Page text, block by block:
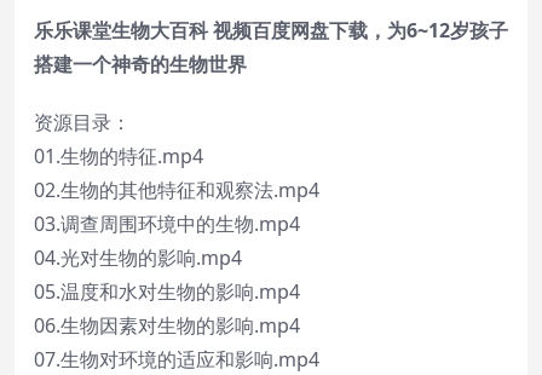
乐乐课堂生物大百科 视频百度网盘下载，为6~12岁孩子
搭建一个神奇的生物世界
资源目录：
01.生物的特征.mp4
02.生物的其他特征和观察法.mp4
03.调查周围环境中的生物.mp4
04.光对生物的影响.mp4
05.温度和水对生物的影响.mp4
06.生物因素对生物的影响.mp4
07.生物对环境的适应和影响.mp4